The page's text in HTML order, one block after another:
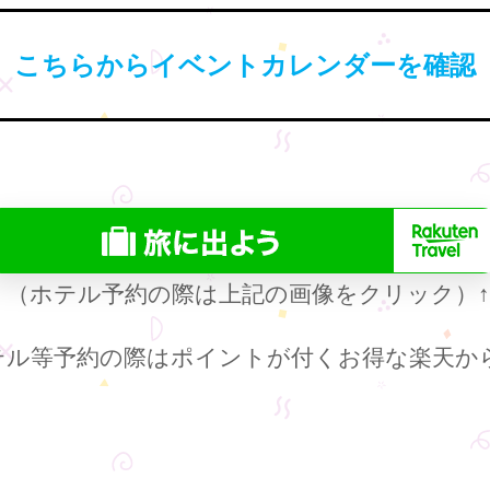
こちらからイベントカレンダーを確認
（ホテル予約の際は上記の画像をクリック）
等予約の際はポイントが付くお得な楽天か